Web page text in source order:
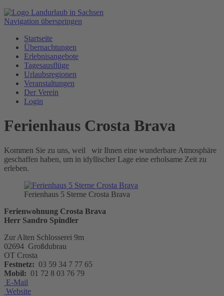
Navigation überspringen
Startseite
Übernachtungen
Erlebnisangebote
Tagesausflüge
Urlaubsregionen
Veranstaltungen
Der Verein
Login
Ferienhaus Crosta Brava
Kommen Sie zu uns, weil wir Ihnen eine wunderbare Atmosphäre
geschaffen haben, um in idyllischer Lage eine erholsame Zeit zu
erleben.
Ferienhaus 5 Sterne Crosta Brava
Ferienwohnung Crosta Brava
Herr Sandro Spindler
Zur Alten Schlosserei 9m
02694 Großdubrau
OT Crosta
Festnetz: 03 59 34 7 77 65
Mobil: 01 72 8 03 76 79
E-Mail
Website